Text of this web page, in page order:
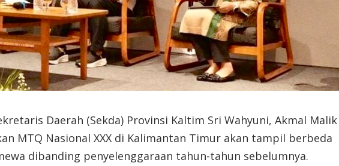
Daerah (Sekda) Provinsi Kaltim Sri Wahyuni, Akmal Malik
MTQ Nasional XXX di Kalimantan Timur akan tampil berbeda
dibanding penyelenggaraan tahun-tahun sebelumnya.